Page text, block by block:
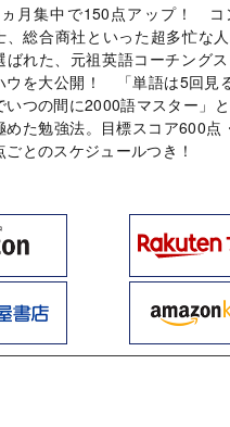
月集中で150点アップ！ コ
、総合商社といった超多忙な
ばれた、元祖英語コーチング
ウを大公開！ 「単語は5回見
いつの間に2000語マスター」
めた勉強法。目標スコア600点
ごとのスケジュールつき！